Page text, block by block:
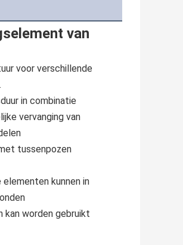
van
voor verschillende
in combinatie
vervanging van
tussenpozen
elementen kunnen in
kan worden gebruikt